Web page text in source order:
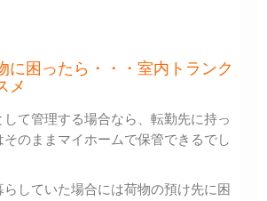
に困ったら・・・室内トランク
メ
て管理する場合なら、転勤先に持っ
のままマイホームで保管できるでし
らしていた場合には荷物の預け先に困